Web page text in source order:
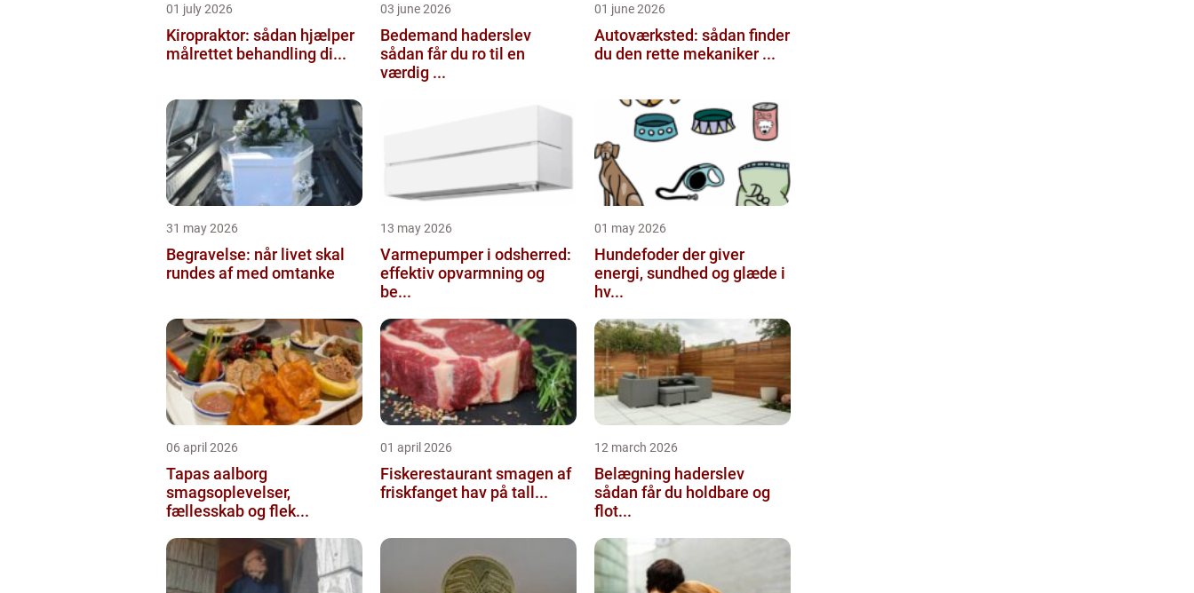
01 july 2026
Kiropraktor: sådan hjælper
målrettet behandling di...
03 june 2026
Bedemand haderslev
sådan får du ro til en
værdig ...
01 june 2026
Autoværksted: sådan finder
du den rette mekaniker ...
31 may 2026
Begravelse: når livet skal
rundes af med omtanke
13 may 2026
Varmepumper i odsherred:
effektiv opvarmning og
be...
01 may 2026
Hundefoder der giver
energi, sundhed og glæde i
hv...
06 april 2026
Tapas aalborg
smagsoplevelser,
fællesskab og flek...
01 april 2026
Fiskerestaurant smagen af
friskfanget hav på tall...
12 march 2026
Belægning haderslev
sådan får du holdbare og
flot...